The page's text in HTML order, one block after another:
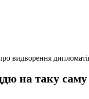
видворення
на таку